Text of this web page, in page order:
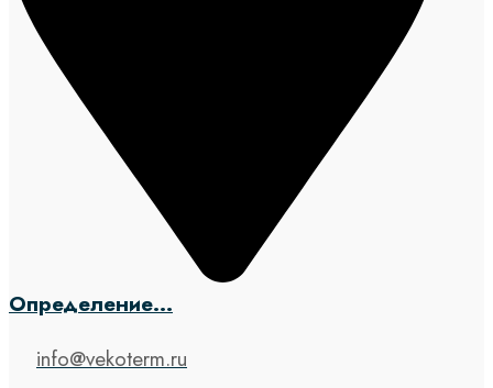
Определение...
info@vekoterm.ru